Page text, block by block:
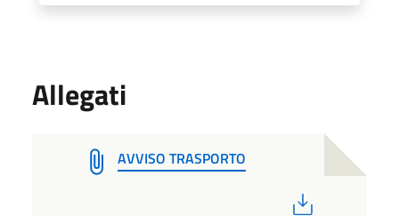
Allegati
AVVISO TRASPORTO